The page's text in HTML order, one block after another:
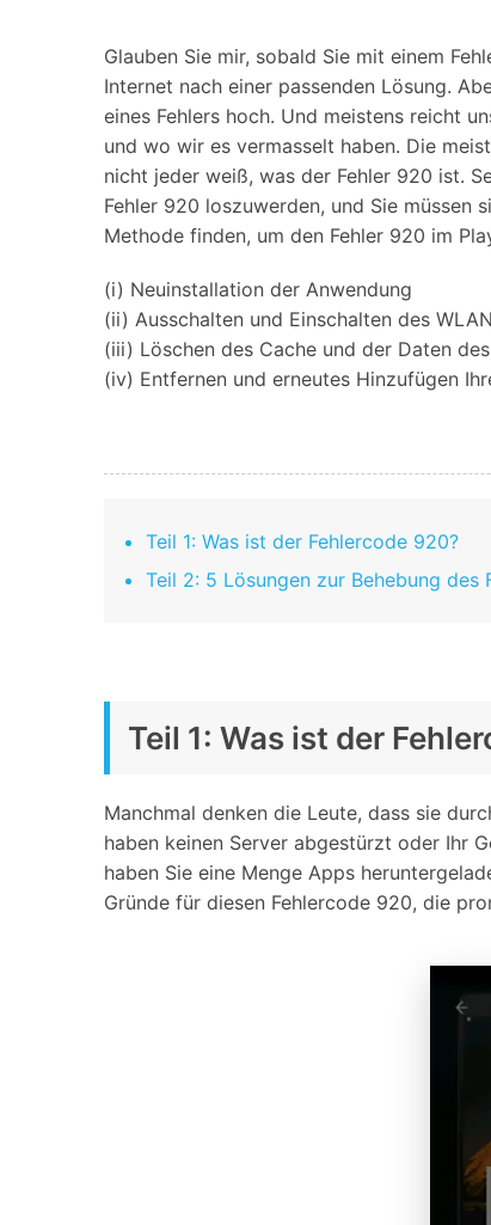
iOS-
Jetzt online starten
WhatsApp-Marketinglösungen
GB WhatsApp-Übertragung & -Sicherung
Leitfaden zum Weiterverkauf alter Smartphones
Mobiltelefone.
Jetzt online starten
Glauben Sie mir, sobald Sie mit einem
Internet nach einer passenden Lösung.
eines Fehlers hoch. Und meistens reicht
und wo wir es vermasselt haben. Die
nicht jeder weiß, was der Fehler 920 ist.
Fehler 920 loszuwerden, und Sie müssen
Methode finden, um den Fehler 920 im
(i) Neuinstallation der Anwendung
(ii) Ausschalten und Einschalten des
(iii) Löschen des Cache und der Daten
(iv) Entfernen und erneutes Hinzufügen
Teil 1: Was ist der Fehlercode 920?
Teil 2: 5 Lösungen zur Behebung des
Teil 1: Was ist der
Manchmal denken die Leute, dass sie
haben keinen Server abgestürzt oder Ihr
haben Sie eine Menge Apps
Gründe für diesen Fehlercode 920, die